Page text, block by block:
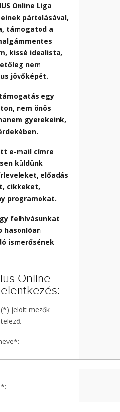
Online Liga
pártolásával,
támogatod a
kissé idealista,
nem
jövőképét.
egy
nem önös
gyerekeink,
e-mail címre
küldünk
előadás
cikkeket,
programokat.
felhívásunkat
hasonlóan
ismerősének
Online
(*) jelölt mezők